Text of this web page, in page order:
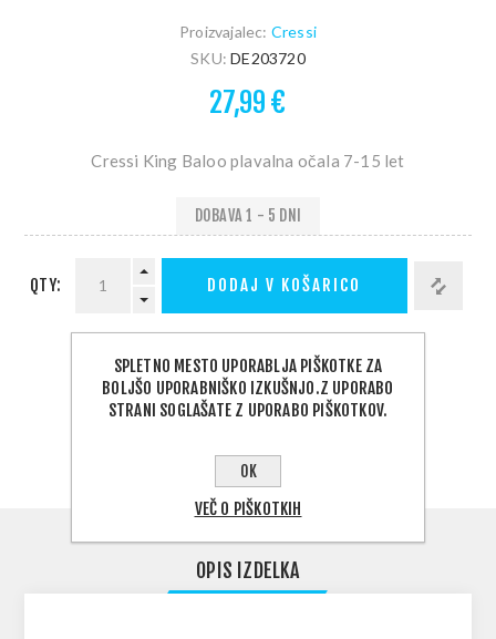
Proizvajalec: Cressi
SKU: DE203720
27,99 €
Cressi King Baloo plavalna očala 7-15 let
DOBAVA 1 - 5 DNI
QTY: DODAJ V KOŠARICO
PODELI:
IZBERITE NASLOV ZA DOSTAVO
OPIS IZDELKA
SPLETNO MESTO UPORABLJA PIŠKOTKE ZA
BOLJŠO UPORABNIŠKO IZKUŠNJO.Z UPORABO
STRANI SOGLAŠATE Z UPORABO PIŠKOTKOV.
OK
VEČ O PIŠKOTKIH